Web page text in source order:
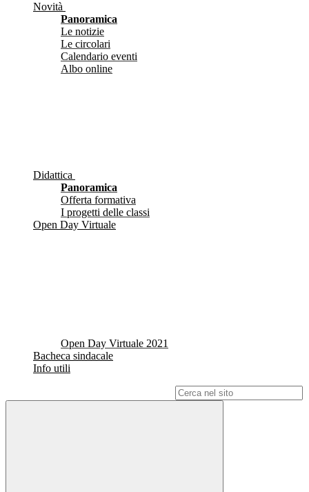
Novità
Panoramica
Le notizie
Le circolari
Calendario eventi
Albo online
Didattica
Panoramica
Offerta formativa
I progetti delle classi
Open Day Virtuale
Open Day Virtuale 2021
Bacheca sindacale
Info utili